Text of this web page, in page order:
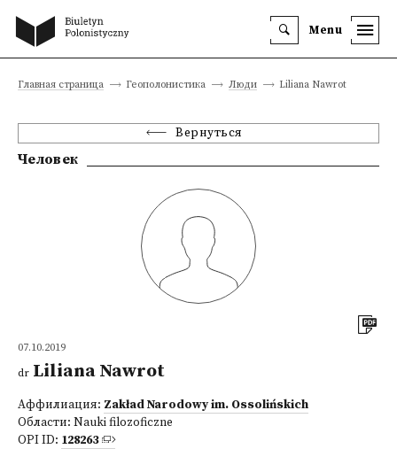
Menu
Главная страница Геополонистика Люди Liliana Nawrot
Вернуться
Человек
07.10.2019
dr Liliana Nawrot
Аффилиация: Zakład Narodowy im. Ossolińskich
Области: Nauki filozoficzne
OPI ID: 128263